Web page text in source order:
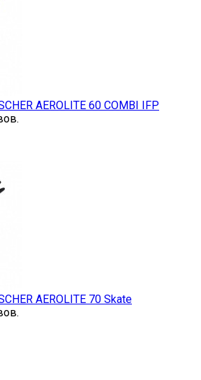
AEROLITE 60 COMBI IFP
AEROLITE 70 Skate